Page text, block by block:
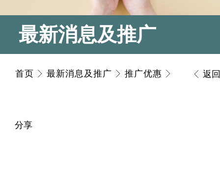
最新消息及推广
首页 最新消息及推广 推广优惠 返回
分享